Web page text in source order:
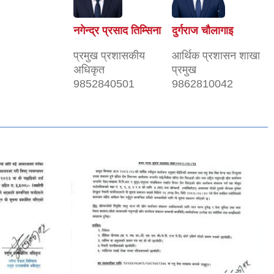
नगेन्द्र प्रसाद तिम्सिना
प्रमुख प्रशासकीय
अधिकृत
9852840501
दुर्गराज चौलागाइ
आर्थिक प्रशासन शाखा
प्रमुख
9862810042